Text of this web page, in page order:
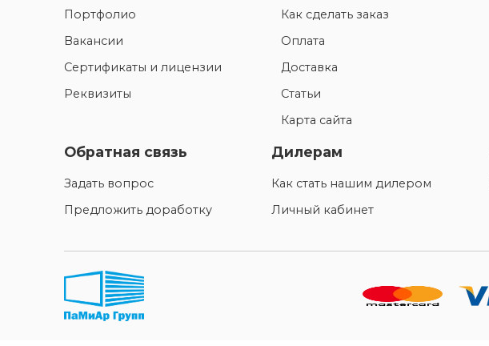
Портфолио
Вакансии
Сертификаты и лицензии
Реквизиты
Как сделать заказ
Оплата
Доставка
Статьи
Карта сайта
Обратная связь
Задать вопрос
Предложить доработку
Дилерам
Как стать нашим дилером
Личный кабинет